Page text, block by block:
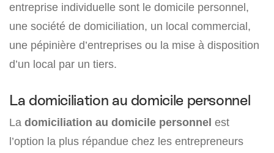
entreprise individuelle sont le domicile personnel,
une société de domiciliation, un local commercial,
une pépinière d’entreprises ou la mise à disposition
d’un local par un tiers.
La domiciliation au domicile personnel
La domiciliation au domicile personnel est
l’option la plus répandue chez les entrepreneurs